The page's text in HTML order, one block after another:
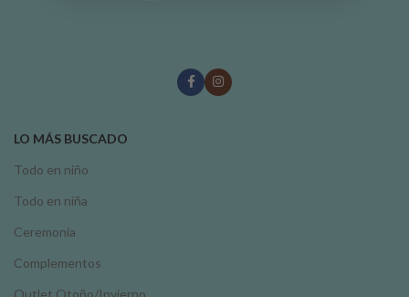
LO MÁS BUSCADO
Todo en niño
Todo en niña
Ceremonia
Complementos
Outlet Otoño/Invierno